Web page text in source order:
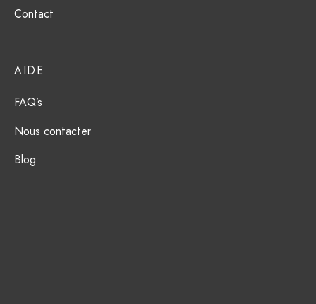
AIDE
FAQ’s
Nous contacter
Blog
Contact